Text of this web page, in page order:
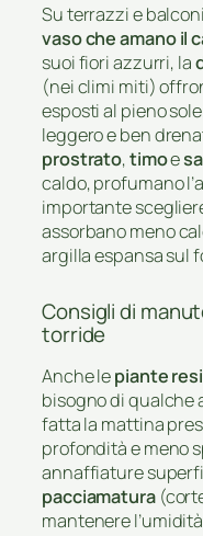
Su terrazzi e
vaso che amano il
suoi fiori azzurri, la
(nei climi miti)
esposti al pieno
leggero e ben
prostrato,timoe
caldo, profumano
importante
assorbano meno
argilla espansa sul
Consigli di
torride
Anche lepiante
bisogno di qualche
fatta la mattina
profondità e meno
annaffiature
pacciamatura
mantenere